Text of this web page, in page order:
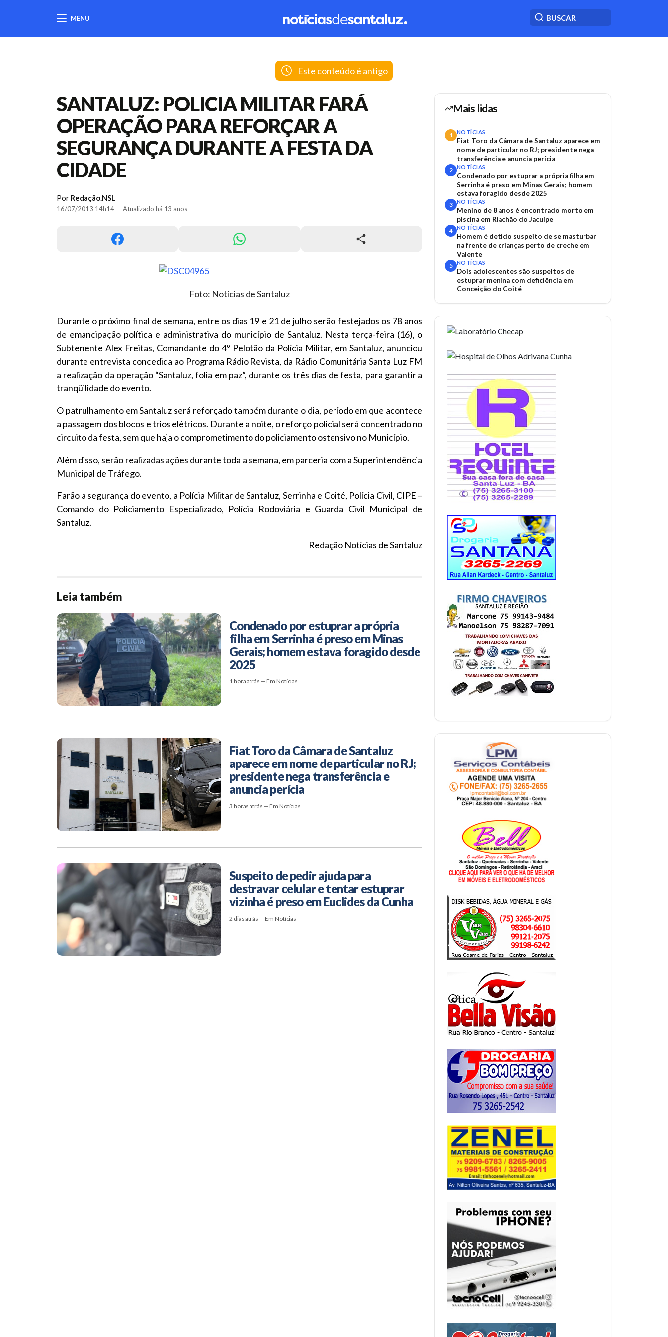
MENU
Este conteúdo é antigo
SANTALUZ: POLICIA MILITAR FARÁ
OPERAÇÃO PARA REFORÇAR A
SEGURANÇA DURANTE A FESTA DA
CIDADE
Por Redação.NSL
16/07/2013 14h14 — Atualizado há 13 anos
Foto: Notícias de Santaluz
Durante o próximo final de semana, entre os dias 19 e 21 de julho serão festejados os 78 anos
de emancipação política e administrativa do município de Santaluz. Nesta terça-feira (16), o
Subtenente Alex Freitas, Comandante do 4º Pelotão da Polícia Militar, em Santaluz, anunciou
durante entrevista concedida ao Programa Rádio Revista, da Rádio Comunitária Santa Luz FM
a realização da operação “Santaluz, folia em paz”, durante os três dias de festa, para garantir a
tranqüilidade do evento.
O patrulhamento em Santaluz será reforçado também durante o dia, período em que acontece
a passagem dos blocos e trios elétricos. Durante a noite, o reforço policial será concentrado no
circuito da festa, sem que haja o comprometimento do policiamento ostensivo no Município.
Além disso, serão realizadas ações durante toda a semana, em parceria com a Superintendência
Municipal de Tráfego.
Farão a segurança do evento, a Polícia Militar de Santaluz, Serrinha e Coité, Polícia Civil, CIPE –
Comando do Policiamento Especializado, Polícia Rodoviária e Guarda Civil Municipal de
Santaluz.
Redação Notícias de Santaluz
Leia também
Condenado por estuprar a própria
filha em Serrinha é preso em Minas
Gerais; homem estava foragido desde
2025
1 hora atrás — Em Notícias
Fiat Toro da Câmara de Santaluz
aparece em nome de particular no RJ;
presidente nega transferência e
anuncia perícia
3 horas atrás — Em Notícias
Suspeito de pedir ajuda para
destravar celular e tentar estuprar
vizinha é preso em Euclides da Cunha
2 dias atrás — Em Notícias
Mais lidas
1 NOTÍCIAS
Fiat Toro da Câmara de Santaluz aparece em
nome de particular no RJ; presidente nega
transferência e anuncia perícia
2 NOTÍCIAS
Condenado por estuprar a própria filha em
Serrinha é preso em Minas Gerais; homem
estava foragido desde 2025
3 NOTÍCIAS
Menino de 8 anos é encontrado morto em
piscina em Riachão do Jacuípe
4 NOTÍCIAS
Homem é detido suspeito de se masturbar
na frente de crianças perto de creche em
Valente
5 NOTÍCIAS
Dois adolescentes são suspeitos de
estuprar menina com deficiência em
Conceição do Coité